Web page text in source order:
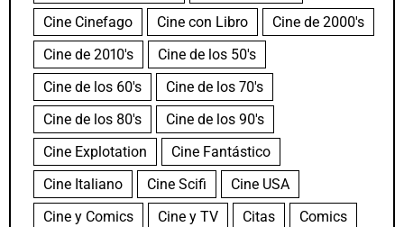
Cine Cinefago
Cine con Libro
Cine de 2000's
Cine de 2010's
Cine de los 50's
Cine de los 60's
Cine de los 70's
Cine de los 80's
Cine de los 90's
Cine Explotation
Cine Fantástico
Cine Italiano
Cine Scifi
Cine USA
Cine y Comics
Cine y TV Citas
Comics